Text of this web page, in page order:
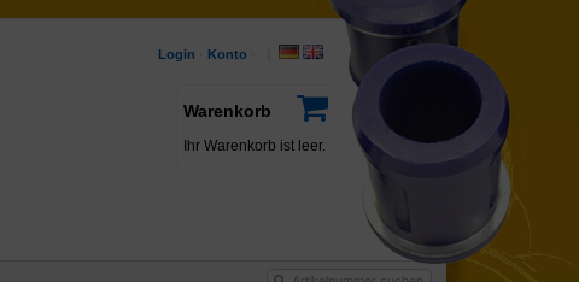
Login Konto
Warenkorb
Ihr Warenkorb ist leer.